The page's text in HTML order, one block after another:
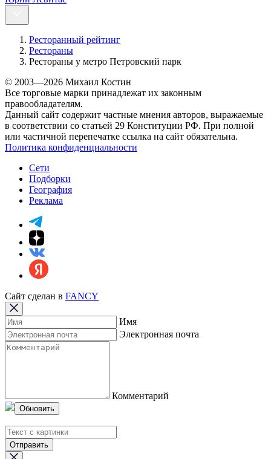
Ресторанный рейтинг
Рестораны
Рестораны у метро Петровский парк
© 2003—2026 Михаил Костин
Все торговые марки принадлежат их законным
правообладателям.
Данный сайт содержит частные мнения авторов, выражаемые
в соответствии со статьей 29 Конституции РФ. При полной
или частичной перепечатке ссылка на сайт обязательна.
Политика конфиденциальности
Сети
Подборки
География
Реклама
Сайт сделан в FANCY
Имя
Электронная почта
Комментарий
Обновить
Отправить